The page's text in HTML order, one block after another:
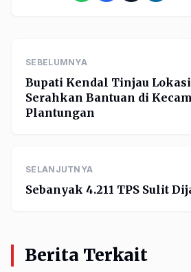
SEBELUMNYA
Bupati Kendal Tinjau
Serahkan Bantuan di
Plantungan
SELANJUTNYA
Sebanyak 4.211 TPS Sulit
Berita Terkait